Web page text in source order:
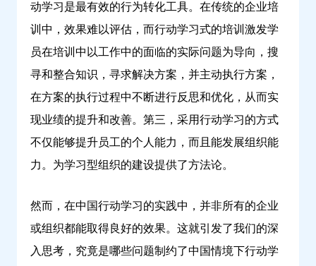
动学习是最有效的行为转化工具。在传统的企业培
训中，效果难以评估，而行动学习式的培训激发学
员在培训中以工作中的面临的实际问题为导向，搜
寻和整合知识，寻求解决方案，并主动执行方案，
在方案的执行过程中不断进行反思和优化，从而实
现业绩的提升和改善。第三，采用行动学习的方式
不仅能够提升员工的个人能力，而且能发展组织能
力。为学习型组织的建设提供了方法论。
然而，在中国行动学习的实践中，并非所有的企业
或组织都能取得良好的效果。这就引发了我们的深
入思考，究竟是哪些问题制约了中国情境下行动学